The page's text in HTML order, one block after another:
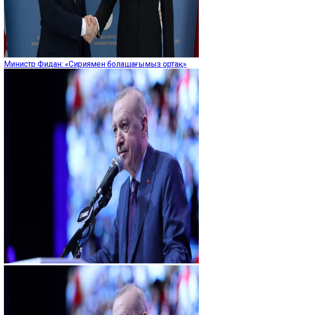
Министр Фидан: «Сириямен болашағымыз ортақ»